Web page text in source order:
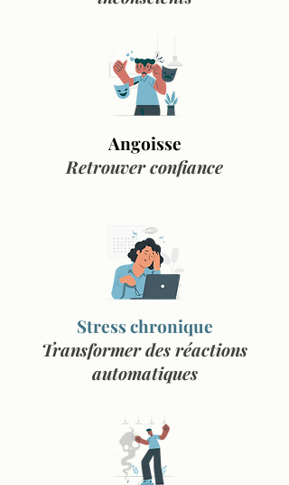
Angoisse
Retrouver confiance
Stress chronique
Transformer des réactions
automatiques